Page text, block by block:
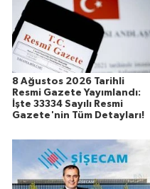
8 Ağustos 2026 Tarihli
Resmi Gazete Yayımlandı:
İşte 33334 Sayılı Resmi
Gazete'nin Tüm Detayları!